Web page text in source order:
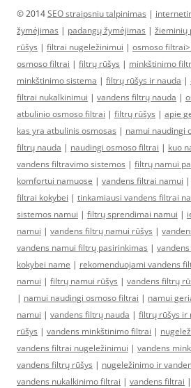
© 2014SEO straipsniu talpinimas |
žymėjimas | padangų žymėjimas | žieminių
rūšys | filtrai nugeležinimui | osmoso
osmoso filtrai | filtrų rūšys | minkštinimo
minkštinimo sistema | filtrų rūšys ir nauda |
filtrai nukalkinimui | vandens filtrų nauda |
atbulinio osmoso filtrai | filtrų rūšys | apie
kas yra atbulinis osmosas | namui naudingi
filtrų nauda | naudingi osmoso filtrai | kuo
vandens filtravimo sistemos | filtrų namui
komfortui namuose | vandens filtrai namui |
filtrai kokybei | tinkamiausi vandens filtrai
sistemos namui | filtrų sprendimai namui |
namui | vandens filtrų namui rūšys |
vandens namui filtrų pasirinkimas |
kokybei name | rekomenduojami vandens
namui | filtrų namui rūšys | vandens filtrų
| namui naudingi osmoso filtrai | namui
namui | vandens filtrų nauda | filtrų rūšys ir
rūšys | vandens minkštinimo filtrai |
vandens filtrai nugeležinimui | vandens
vandens filtrų rūšys | nugeležinimo ir
vandens nukalkinimo filtrai | vandens filtrai |